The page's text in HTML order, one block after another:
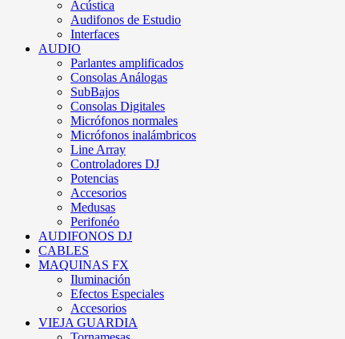
Acústica
Audifonos de Estudio
Interfaces
AUDIO
Parlantes amplificados
Consolas Análogas
SubBajos
Consolas Digitales
Micrófonos normales
Micrófonos inalámbricos
Line Array
Controladores DJ
Potencias
Accesorios
Medusas
Perifonéo
AUDIFONOS DJ
CABLES
MAQUINAS FX
Iluminación
Efectos Especiales
Accesorios
VIEJA GUARDIA